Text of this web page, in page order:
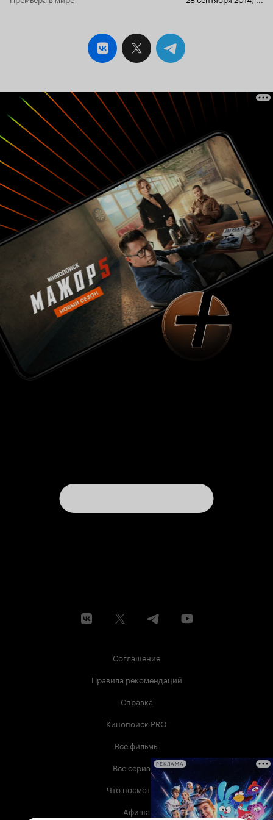
и совсем явные цитаты — ретроавтомобиль и
рьяные музыкальные пристрастия главного
героя. Унаследованы и обязательные
нестыковки в сценарии, причем, по-моему, они
нормально, кастинг хороший, играют
приемлемо. Достойный милый середнячок,
смотрится легко и занимательно. Поздравляю
Новозеландскую студию с успехом и желаю
дальнейших. Язык. Говорят понятно, довольно
просто и, одна из фишек сериала, с очень
забавным региональным акцентом — «тин»
вместо «тэн», к примеру. Можно обойтись без
субтитров. 7 из 10
Соглашение
Правила рекомендаций
Справка
Кинопоиск PRO
Все фильмы
Все сериалы
Что посмотреть
Афиша
РЕКЛАМА